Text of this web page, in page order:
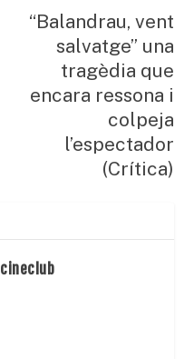
“Balandrau, vent
salvatge” una
tragèdia que
encara ressona i
colpeja
l’espectador
(Crítica)
cineclub